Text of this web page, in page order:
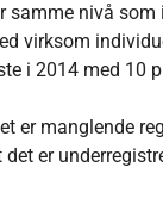
nivå
virksom
i 2014 med 10
er manglende
er